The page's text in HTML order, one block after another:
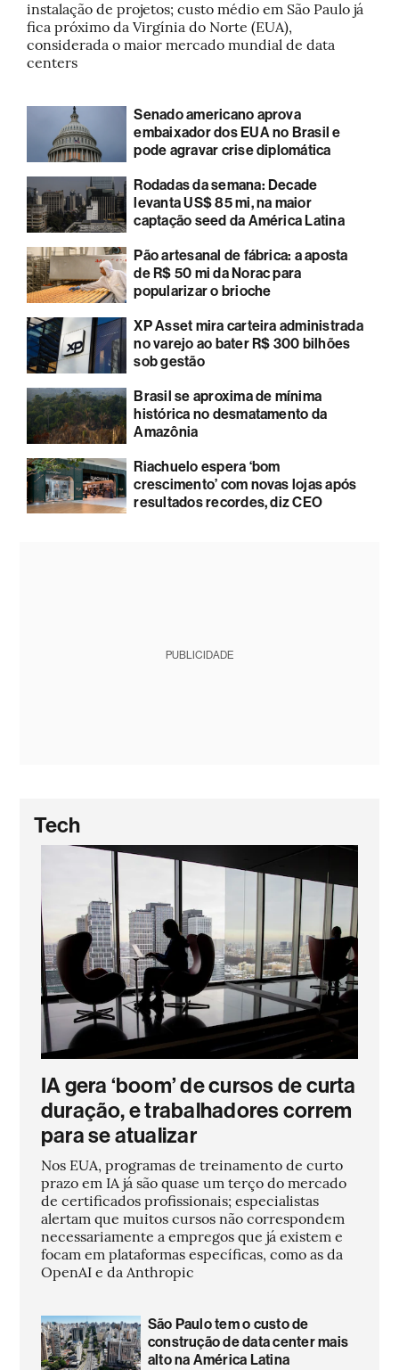
O plano da Cimed para competir com gigantes globais
Futuros dos EUA operam sem direção única após queda
de fabricantes de chips
Ibovespa e dólar avançam com alívio no petróleo após
ataques entre EUA e Irã
Ouro e prata em alta? As projeções do UBS para os
metais em 2026 e 2027
Intel vê mercado ‘saudável’ na América Latina
Ações globais sobem com sinais de alívio no Oriente
Médio; Brent recua 7%
Mercado de ETFs do Brasil triplica e chega a R$ 116 bi em
avanço de fundos na região
Ibovespa cai 1,5% com recuo da Petrobras (PETR4);
dólar fica estável
escalada no Oriente Médio
instalação de projetos; custo médio em São Paulo já
fica próximo da Virgínia do Norte (EUA),
considerada o maior mercado mundial de data
centers
Senado americano aprova
embaixador dos EUA no Brasil e
pode agravar crise diplomática
Rodadas da semana: Decade
levanta US$ 85 mi, na maior
captação seed da América Latina
Pão artesanal de fábrica: a aposta
de R$ 50 mi da Norac para
popularizar o brioche
XP Asset mira carteira administrada
no varejo ao bater R$ 300 bilhões
sob gestão
Brasil se aproxima de mínima
histórica no desmatamento da
Amazônia
Riachuelo espera ‘bom
crescimento’ com novas lojas após
resultados recordes, diz CEO
PUBLICIDADE
Tech
IA gera ‘boom’ de cursos de curta
duração, e trabalhadores correm
para se atualizar
Nos EUA, programas de treinamento de curto
prazo em IA já são quase um terço do mercado
de certificados profissionais; especialistas
alertam que muitos cursos não correspondem
necessariamente a empregos que já existem e
focam em plataformas específicas, como as da
OpenAI e da Anthropic
São Paulo tem o custo de
construção de data center mais
alto na América Latina